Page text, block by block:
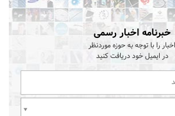
خبرنامه اخبار رسمی
اخبار را با توجه به حوزه موردنظر
در ایمیل خود دریافت کنید